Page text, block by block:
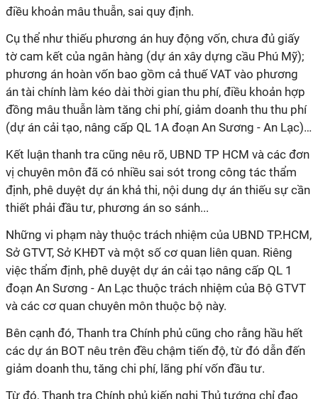
điều khoản mâu thuẫn, sai quy định.
Cụ thể như thiếu phương án huy động vốn, chưa đủ giấy
tờ cam kết của ngân hàng (dự án xây dựng cầu Phú Mỹ);
phương án hoàn vốn bao gồm cả thuế VAT vào phương
án tài chính làm kéo dài thời gian thu phí, điều khoản hợp
đồng mâu thuẫn làm tăng chi phí, giảm doanh thu thu phí
(dự án cải tạo, nâng cấp QL 1A đoạn An Sương - An Lạc)…
Kết luận thanh tra cũng nêu rõ, UBND TP HCM và các đơn
vị chuyên môn đã có nhiều sai sót trong công tác thẩm
định, phê duyệt dự án khả thi, nội dung dự án thiếu sự cần
thiết phải đầu tư, phương án so sánh...
Những vi phạm này thuộc trách nhiệm của UBND TP.HCM,
Sở GTVT, Sở KHĐT và một số cơ quan liên quan. Riêng
việc thẩm định, phê duyệt dự án cải tạo nâng cấp QL 1
đoạn An Sương - An Lạc thuộc trách nhiệm của Bộ GTVT
và các cơ quan chuyên môn thuộc bộ này.
Bên cạnh đó, Thanh tra Chính phủ cũng cho rằng hầu hết
các dự án BOT nêu trên đều chậm tiến độ, từ đó dẫn đến
giảm doanh thu, tăng chi phí, lãng phí vốn đầu tư.
Từ đó, Thanh tra Chính phủ kiến nghị Thủ tướng chỉ đạo